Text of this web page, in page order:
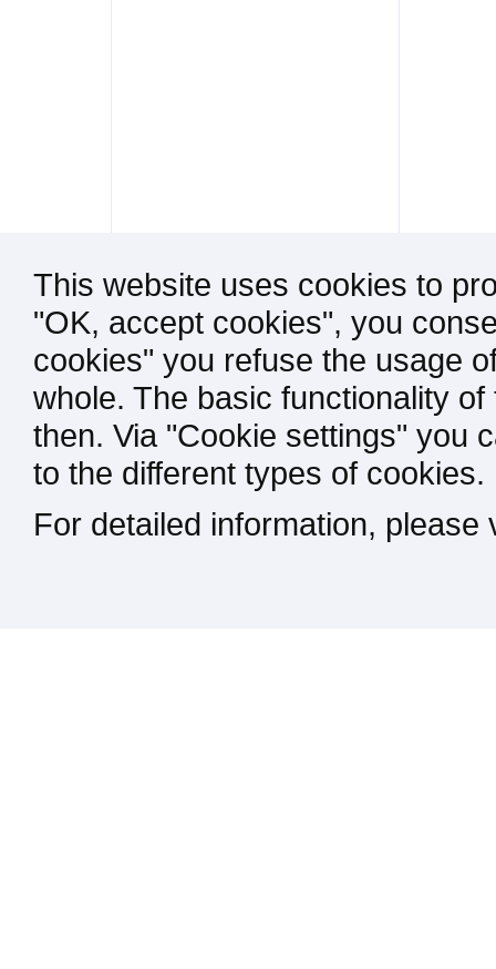
This website uses cookies to
"OK, accept cookies", you
cookies" you refuse the usage
whole. The basic functionality
then. Via "Cookie settings" you
to the different types of cookies.
For detailed information,